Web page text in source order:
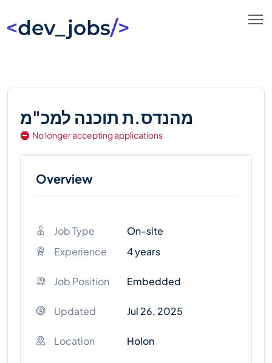
מהנדס.ת תוכנה למכ"מ
No longer accepting applications
Overview
Job Type
On-site
Experience
4 years
Job Position Embedded
Updated Jul 26, 2025
Location Holon